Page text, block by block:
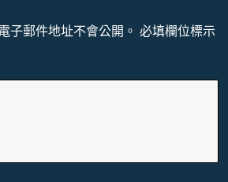
子郵件地址不會公開。 必填欄位標示